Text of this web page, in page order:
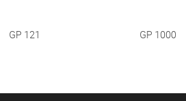
GP 121 GP 1000